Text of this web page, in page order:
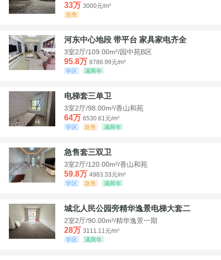
33万 3000元/m²
急售
河东中心地段 带平台 家具家电齐全
3室2厅/109.00m²/园中苑B区
95.8万 8788.99元/m²
学区
满两年
电梯套三单卫
3室2厅/98.00m²/香山和苑
64万 6530.61元/m²
学区
急售 满两年
急售套三双卫
3室2厅/120.00m²/香山和苑
59.8万 4983.33元/m²
学区
急售 满两年
城北人民公园旁精华逸景电梯大套二
2室2厅/90.00m²/精华逸景一期
28万 3111.11元/m²
学区
满两年